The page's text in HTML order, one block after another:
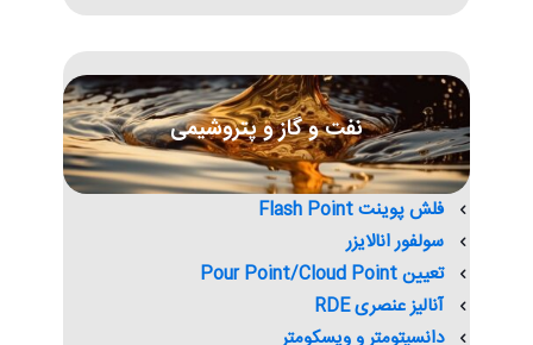
نفت و گاز و پتروشیمی
فلش پوینت Flash Point
سولفور انالایزر
تعیین Pour Point/Cloud Point
آنالیز عنصری RDE
دانسیتومتر و ویسکومتر